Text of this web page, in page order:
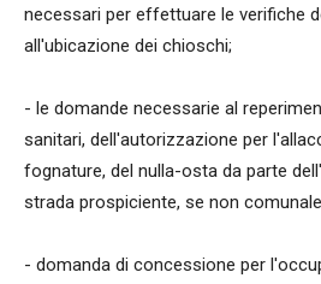
necessari per effettuare le verifiche
all'ubicazione dei chioschi;
- le domande necessarie al
sanitari, dell'autorizzazione per
fognature, del nulla-osta da parte
strada prospiciente, se non
- domanda di concessione per